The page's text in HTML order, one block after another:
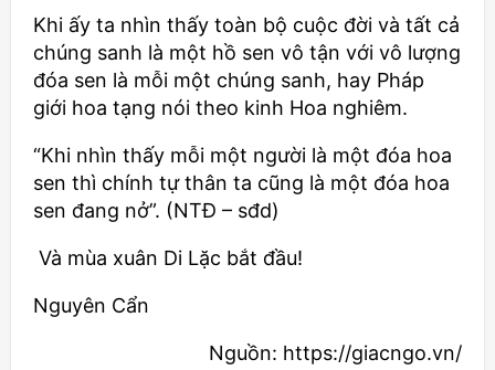
Khi ấy ta nhìn thấy toàn bộ cuộc đời và tất cả
chúng sanh là một hồ sen vô tận với vô lượng
đóa sen là mỗi một chúng sanh, hay Pháp
giới hoa tạng nói theo kinh Hoa nghiêm.
“Khi nhìn thấy mỗi một người là một đóa hoa
sen thì chính tự thân ta cũng là một đóa hoa
sen đang nở”. (NTĐ – sđd)
Và mùa xuân Di Lặc bắt đầu!
Nguyên Cẩn
Nguồn: https://giacngo.vn/